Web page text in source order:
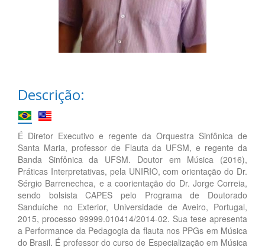
Descrição:
É Diretor Executivo e regente da Orquestra Sinfônica de
Santa Maria, professor de Flauta da UFSM, e regente da
Banda Sinfônica da UFSM. Doutor em Música (2016),
Práticas Interpretativas, pela UNIRIO, com orientação do Dr.
Sérgio Barrenechea, e a coorientação do Dr. Jorge Correia,
sendo bolsista CAPES pelo Programa de Doutorado
Sanduíche no Exterior, Universidade de Aveiro, Portugal,
2015, processo 99999.010414/2014-02. Sua tese apresenta
a Performance da Pedagogia da flauta nos PPGs em Música
do Brasil. É professor do curso de Especialização em Música